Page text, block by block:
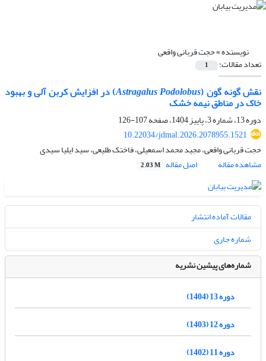
نویسنده =حجت قربانی واقعی
تعداد مقالات: 1
نقش گونه گون (Astragalus Podolobus) در افزایش کربن آلی و بهبود
خاک در مناطق نیمه خشک
دوره 13، شماره 3، پاییز 1404، صفحه
107-126
10.22034/jdmal.2026.2078955.1521
حجت قربانی واقعی، مجید محمد اسمعیلی، فاختک طلیعی، سید ایلیا سیدی
مشاهده مقاله
اصل مقاله 2.03 M
مقالات آماده انتشار
شماره جاری
شماره‌های پیشین نشریه
دوره 13 (1404)
دوره 12 (1403)
دوره 11 (1402)